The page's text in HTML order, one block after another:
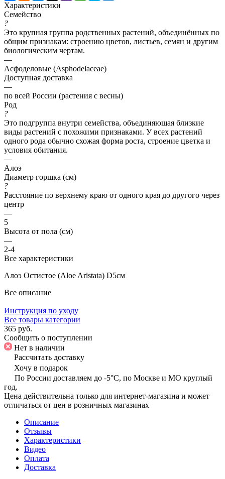
Характеристики
Семейство
?
Это крупная группа родственных растений, объединённых по
общим признакам: строению цветов, листьев, семян и другим
биологическим чертам.
—
Асфоделовые (Asphodelaceae)
Доступная доставка
—
по всей России (растения с весны)
Род
?
Это подгруппа внутри семейства, объединяющая близкие
виды растений с похожими признаками. У всех растений
одного рода обычно схожая форма роста, строение цветка и
условия обитания.
—
Алоэ
Диаметр горшка (см)
?
Расстояние по верхнему краю от одного края до другого через
центр
—
5
Высота от пола (см)
—
2-4
Все характеристики
Алоэ Остистое (Aloe Aristata) D5см
Все описание
Инструкция по уходу
Все товары категории
365 руб.
Сообщить о поступлении
Нет в наличии
Рассчитать доставку
Хочу в подарок
По России доставляем до -5°C, по Москве и МО круглый
год.
Цена действительна только для интернет-магазина и может
отличаться от цен в розничных магазинах
Описание
Отзывы
Характеристики
Видео
Оплата
Доставка